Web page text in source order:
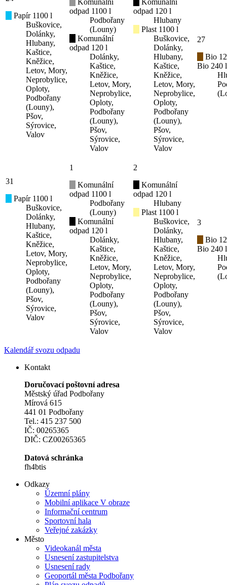
Papír 1100 l
Buškovice,
Dolánky,
Hlubany,
Kaštice,
Kněžice,
Letov, Mory,
Neprobylice,
Oploty,
Podbořany
(Louny),
Pšov,
Sýrovice,
Valov
odpad 1100 l
Podbořany
(Louny)
Komunální
odpad 120 l
Dolánky,
Kaštice,
Kněžice,
Letov, Mory,
Neprobylice,
Oploty,
Podbořany
(Louny),
Pšov,
Sýrovice,
Valov
odpad 120 l
Hlubany
Plast 1100 l
Buškovice,
Dolánky,
Hlubany,
Kaštice,
Kněžice,
Letov, Mory,
Neprobylice,
Oploty,
Podbořany
(Louny),
Pšov,
Sýrovice,
Valov
27
Bio
Bio 240 l
31
Papír 1100 l
Buškovice,
Dolánky,
Hlubany,
Kaštice,
Kněžice,
Letov, Mory,
Neprobylice,
Oploty,
Podbořany
(Louny),
Pšov,
Sýrovice,
Valov
1
Komunální
odpad 1100 l
Podbořany
(Louny)
Komunální
odpad 120 l
Dolánky,
Kaštice,
Kněžice,
Letov, Mory,
Neprobylice,
Oploty,
Podbořany
(Louny),
Pšov,
Sýrovice,
Valov
2
Komunální
odpad 120 l
Hlubany
Plast 1100 l
Buškovice,
Dolánky,
Hlubany,
Kaštice,
Kněžice,
Letov, Mory,
Neprobylice,
Oploty,
Podbořany
(Louny),
Pšov,
Sýrovice,
Valov
3
Bio
Bio 240 l
Kalendář svozu odpadu
Kontakt
Doručovací poštovní adresa
Městský úřad Podbořany
Mírová 615
441 01 Podbořany
Tel.: 415 237 500
IČ: 00265365
DIČ: CZ00265365
Datová schránka
fh4btis
Odkazy
Územní plány
Mobilní aplikace V obraze
Informační centrum
Sportovní hala
Veřejné zakázky
Město
Videokanál města
Usnesení zastupitelstva
Usnesení rady
Geoportál města Podbořany